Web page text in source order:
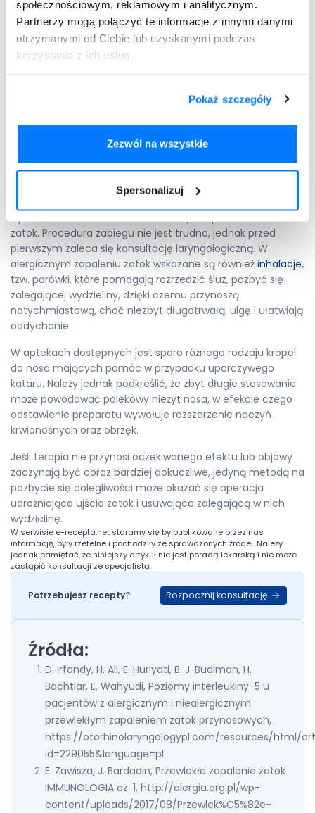
społecznościowym, reklamowym i analitycznym.
Partnerzy mogą połączyć te informacje z innymi danymi
otrzymanymi od Ciebie lub uzyskanymi podczas
korzystania z ich usług.
Pokaż szczegóły
Zezwól na wszystkie
Spersonalizuj
utrzymywać się co najmniej kilka tygodni. Leczenie
farmakologiczne to głównieleki na alergię , które mają
zahamować odpowiedź alergiczną (blokery receptorów
histaminowych), obkurczyć śluzówkę nosa (blokery
Alergiczne zapalenie zatok –
domowe sposoby
zatok? Dość częstym zaleceniem przy tej chorobie jest
irygacja, czyli płukanie nosa i zatok przy użyciu specjalnego
zatok. Procedura zabiegu nie jest trudna, jednak przed
pierwszym zaleca się konsultację laryngologiczną. W
alergicznym zapaleniu zatok wskazane są również inhalacje,
tzw. parówki, które pomagają rozrzedzić śluz, pozbyć się
zalegającej wydzieliny, dzięki czemu przynoszą
natychmiastową, choć niezbyt długotrwałą, ulgę i ułatwiają
oddychanie.
W aptekach dostępnych jest sporo różnego rodzaju kropel
do nosa mających pomóc w przypadku uporczywego
kataru. Należy jednak podkreślić, że zbyt długie stosowanie
może powodować polekowy nieżyt nosa, w efekcie czego
odstawienie preparatu wywołuje rozszerzenie naczyń
krwionośnych oraz obrzęk.
Jeśli terapia nie przynosi oczekiwanego efektu lub objawy
zaczynają być coraz bardziej dokuczliwe, jedyną metodą na
pozbycie się dolegliwości może okazać się operacja
udrożniająca ujścia zatok i usuwająca zalegającą w nich
wydzielinę.
W serwisie e-recepta.net staramy się by publikowane przez nas
informację, były rzetelne i pochodziły ze sprawdzonych źródeł. Należy
jednak pamiętać, że niniejszy artykuł nie jest poradą lekarską i nie może
zastąpić konsultacji ze specjalistą.
Potrzebujesz recepty? Rozpocznij konsultację
Źródła:
D. Irfandy, H. Ali, E. Huriyati, B. J. Budiman, H.
Bachtiar, E. Wahyudi, Poziomy interleukiny-5 u
pacjentów z alergicznym i niealergicznym
przewlekłym zapaleniem zatok przynosowych,
https://otorhinolaryngologypl.com/resources/html/
id=229055&language=pl
E. Zawisza, J. Bardadin, Przewlekłe zapalenie zatok
IMMUNOLOGIA cz. 1, http://alergia.org.pl/wp-
content/uploads/2017/08/Przewlek%C5%82e-